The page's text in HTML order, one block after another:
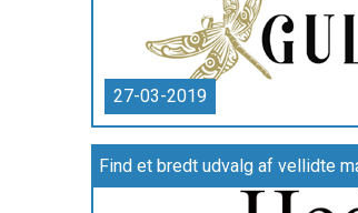
27-03-2019